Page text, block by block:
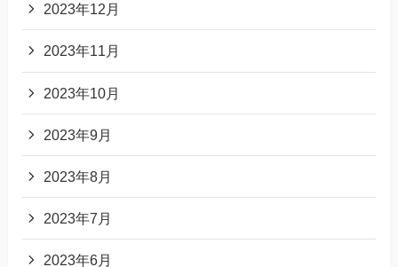
2023年12月
2023年11月
2023年10月
2023年9月
2023年8月
2023年7月
2023年6月